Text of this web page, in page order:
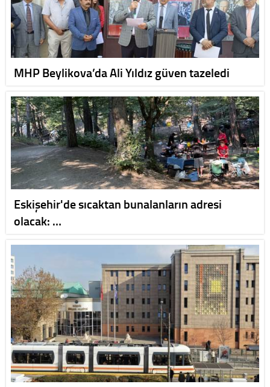
MHP Beylikova’da Ali Yıldız güven tazeledi
Eskişehir'de sıcaktan bunalanların adresi
olacak: …